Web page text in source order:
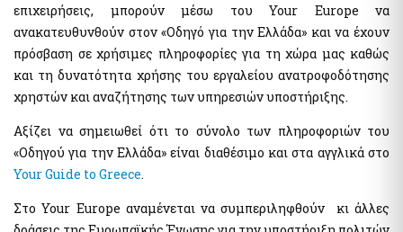
Εθνικό Μητρώο Ζώων Συντροφιάς (Ε.Μ.Ζ.Σ.)
Υπηρεσία Πληρωμής Ειδικής Εκλογικής Αποζημίωσης
Βουλευτικών Εκλογών της 21ης Μαΐου 2023
Υπηρεσία Πληρωμής Ειδικής Εκλογικής Αποζημίωσης
Βουλευτικών Εκλογών της 25ης Ιουνίου 2023
e-έντυπα
επιχειρήσεις, μπορούν μέσω του Your Europe να
ανακατευθυνθούν στον «Οδηγό για την Ελλάδα» και να έχουν
πρόσβαση σε χρήσιμες πληροφορίες για τη χώρα μας καθώς
και τη δυνατότητα χρήσης του εργαλείου ανατροφοδότησης
χρηστών και αναζήτησης των υπηρεσιών υποστήριξης.
Αξίζει να σημειωθεί ότι το σύνολο των πληροφοριών του
«Οδηγού για την Ελλάδα» είναι διαθέσιμο και στα αγγλικά στο
Your Guide to Greece.
Στο Your Europe αναμένεται να συμπεριληφθούν κι άλλες